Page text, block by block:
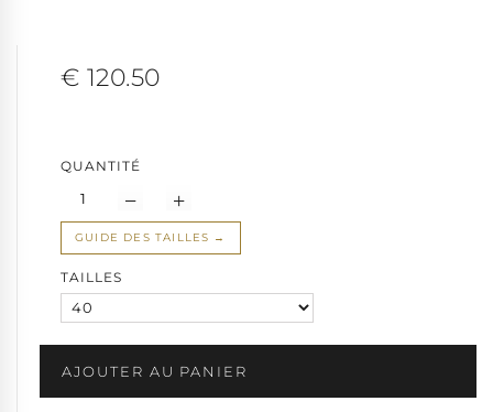
€ 120.50
QUANTITÉ
GUIDE DES TAILLES
TAILLES
AJOUTER AU PANIER